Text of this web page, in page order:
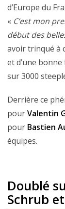
d’Europe du
« C’est mon
début des
avoir trinqué à
et d’une
sur 3000
Derrière ce
pourValentin
pour Bastien
équipes.
Doublé
Schrub